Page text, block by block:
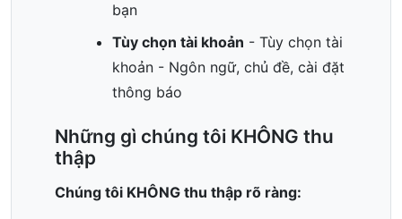
bạn
Tùy chọn tài khoản - Tùy chọn tài
khoản - Ngôn ngữ, chủ đề, cài đặt
thông báo
Những gì chúng tôi KHÔNG thu
thập
Chúng tôi KHÔNG thu thập rõ ràng: